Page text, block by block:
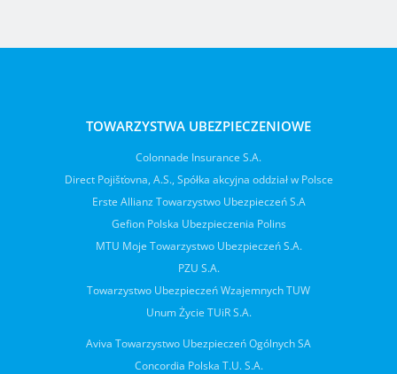
TOWARZYSTWA UBEZPIECZENIOWE
Colonnade Insurance S.A.
Direct Pojišťovna, A.S., Spółka akcyjna oddział w Polsce
Erste Allianz Towarzystwo Ubezpieczeń S.A
Gefion Polska Ubezpieczenia Polins
MTU Moje Towarzystwo Ubezpieczeń S.A.
PZU S.A.
Towarzystwo Ubezpieczeń Wzajemnych TUW
Unum Życie TUiR S.A.
Aviva Towarzystwo Ubezpieczeń Ogólnych SA
Concordia Polska T.U. S.A.